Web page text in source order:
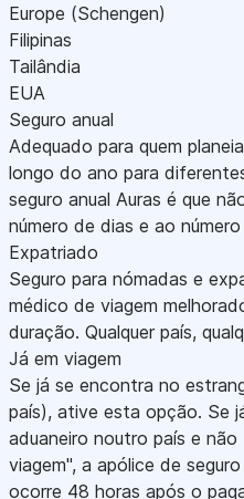
Europe (Schengen)
Filipinas
Tailândia
EUA
Seguro anual
Adequado para quem
longo do ano para
seguro anual Auras é que
número de dias e ao
Expatriado
Seguro para nómadas e
médico de viagem
duração. Qualquer país,
Já em viagem
Se já se encontra no
país), ative esta opção. Se
aduaneiro noutro país e
viagem", a apólice de
ocorre 48 horas após o